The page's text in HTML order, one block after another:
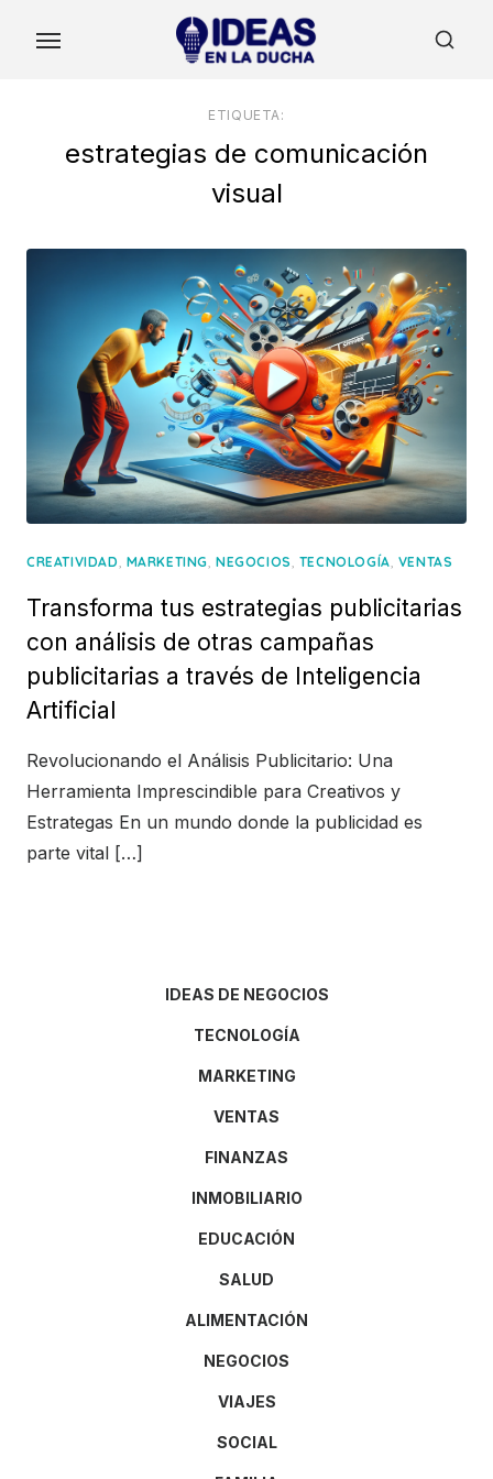
ETIQUETA:
estrategias de comunicación
visual
CREATIVIDAD, MARKETING,NEGOCIOS, TECNOLOGÍA, VENTAS
Transforma tus estrategias publicitarias
con análisis de otras campañas
publicitarias a través de Inteligencia
Artificial
Revolucionando el Análisis Publicitario: Una
Herramienta Imprescindible para Creativos y
Estrategas En un mundo donde la publicidad es
parte vital […]
IDEAS DE NEGOCIOS
TECNOLOGÍA
MARKETING
VENTAS
FINANZAS
INMOBILIARIO
EDUCACIÓN
SALUD
ALIMENTACIÓN
NEGOCIOS
VIAJES
SOCIAL